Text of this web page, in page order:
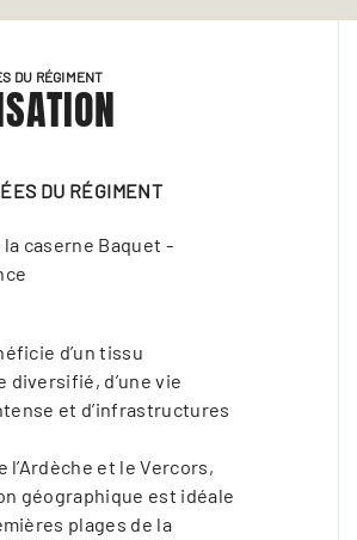
DU RÉGIMENT
DU RÉGIMENT
la caserne Baquet -
d’un tissu
diversifié, d’une vie
et d’infrastructures
l’Ardèche et le Vercors,
géographique est idéale
plages de la